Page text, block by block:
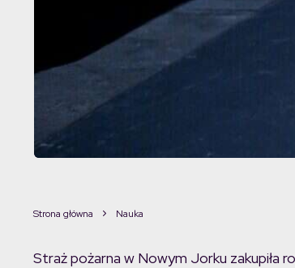
Strona główna Nauka
Straż pożarna w Nowym Jorku